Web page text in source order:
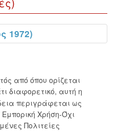
1972)
από όπου ορίζεται
διαφορετικό, αυτή η
περιγράφεται ως
Χρήση-Όχι
Πολιτείες